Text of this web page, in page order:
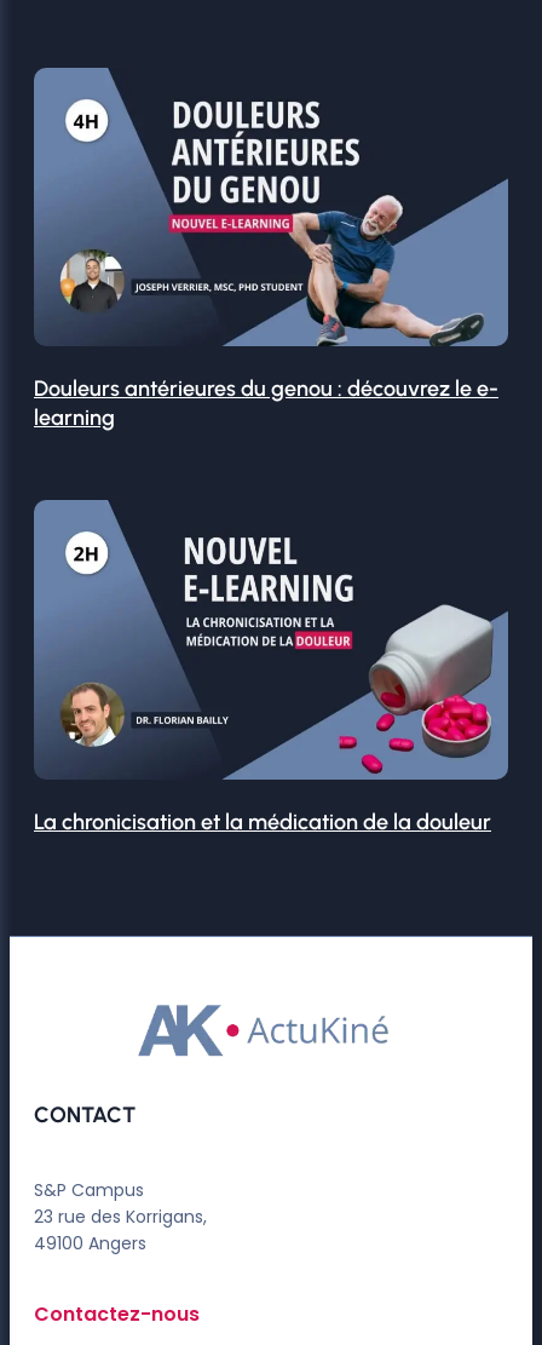
Douleurs antérieures du genou : découvrez le e-
learning
La chronicisation et la médication de la douleur
CONTACT
S&P Campus
23 rue des Korrigans,
49100 Angers
Contactez-nous